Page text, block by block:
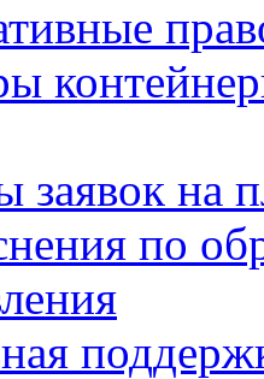
заявок на
по